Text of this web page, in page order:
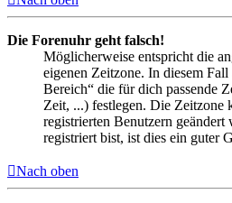
Die Forenuhr geht falsch!
Möglicherweise entspricht die
eigenen Zeitzone. In diesem
Bereich“ die für dich passende
Zeit, ...) festlegen. Die Zeitzone
registrierten Benutzern
registriert bist, ist dies ein guter
Nach oben